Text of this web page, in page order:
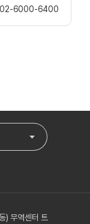
02-6000-6400
) 무역센터 트